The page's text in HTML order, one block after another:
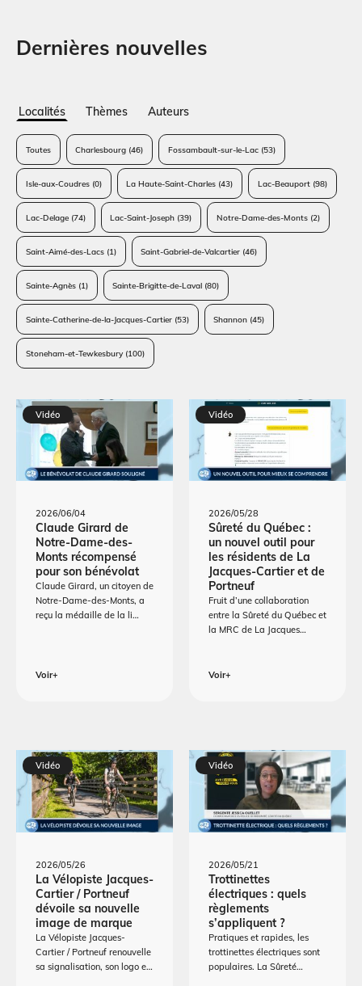
Dernières nouvelles
Localités Thèmes Auteurs
Toutes Charlesbourg (46) Fossambault-sur-le-Lac(53)
Isle-aux-Coudres(0) La Haute-Saint-Charles (43) Lac-Beauport(98)
Lac-Delage(74) Lac-Saint-Joseph (39) Notre-Dame-des-Monts(2)
Saint-Aimé-des-Lacs(1) Saint-Gabriel-de-Valcartier (46)
Sainte-Agnès(1) Sainte-Brigitte-de-Laval (80)
Sainte-Catherine-de-la-Jacques-Cartier(53) Shannon (45)
Stoneham-et-Tewkesbury(100)
Vidéo
2026/06/04
Claude Girard de
Notre-Dame-des-
Monts récompensé
pour son bénévolat
Claude Girard, un citoyen de
Notre-Dame-des-Monts, a
reçu la médaille de la li…
Voir+
Vidéo
2026/05/28
Sûreté du Québec :
un nouvel outil pour
les résidents de La
Jacques-Cartier et de
Portneuf
Fruit d’une collaboration
entre la Sûreté du Québec et
la MRC de La Jacques…
Voir+
Vidéo
2026/05/26
La Vélopiste Jacques-
Cartier / Portneuf
dévoile sa nouvelle
image de marque
La Vélopiste Jacques-
Cartier / Portneuf renouvelle
sa signalisation, son logo e…
Vidéo
2026/05/21
Trottinettes
électriques : quels
règlements
s’appliquent ?
Pratiques et rapides, les
trottinettes électriques sont
populaires. La Sûreté…